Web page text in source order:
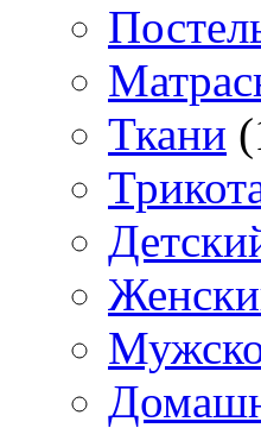
Ткани